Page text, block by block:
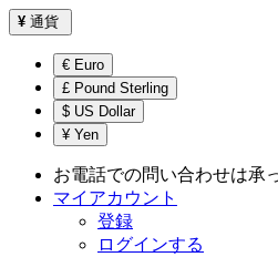
¥ 通貨
€ Euro
£ Pound Sterling
$ US Dollar
¥ Yen
お電話での問い合わせは承
マイアカウント
登録
ログインする